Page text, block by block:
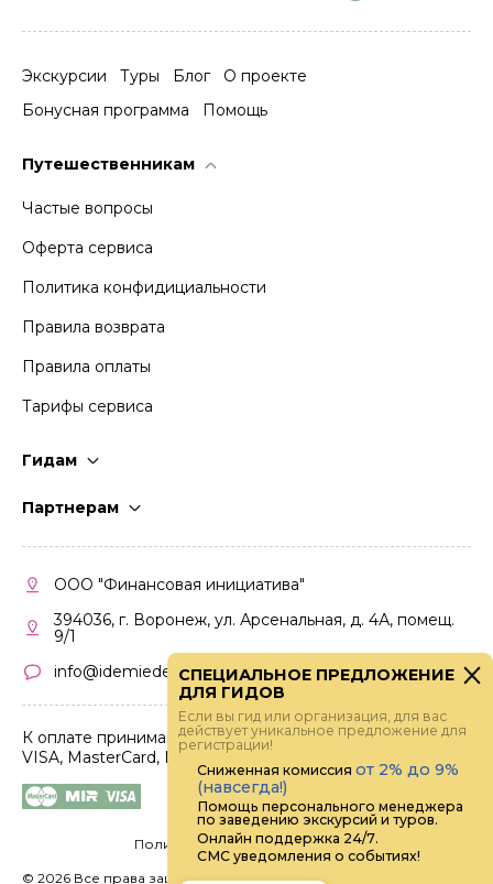
Экскурсии Туры Блог
О проекте
Бонусная программа
Помощь
Путешественникам
Частые вопросы
Оферта сервиса
Политика конфидициальности
Правила возврата
Правила оплаты
Тарифы сервиса
Гидам
Партнерам
Кабинет партнера
Правила участия
ООО "Финансовая инициатива"
394036, г. Воронеж, ул. Арсенальная, д. 4А, помещ.
9/1
info@idemiedem.ru
К оплате принимаются карты
VISA, MasterCard, МИР
Политика конфиденциальности
© 2026 Все права защищены.
СПЕЦИАЛЬНОЕ ПРЕДЛОЖЕНИЕ
ДЛЯ ГИДОВ
Если вы гид или организация, для вас
действует уникальное предложение для
регистрации!
Сниженная комиссия от 2% до 9%
(навсегда!)
Помощь персонального менеджера
по заведению экскурсий и туров.
Онлайн поддержка 24/7.
СМС уведомления о событиях!